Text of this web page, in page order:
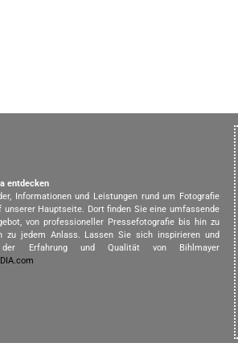
entdecken
Informationen und Leistungen rund um Fotografie
unserer Hauptseite. Dort finden Sie eine umfassende
von professioneller Pressefotografie bis hin zu
zu jedem Anlass. Lassen Sie sich inspirieren und
Erfahrung und Qualität von Bihlmayer